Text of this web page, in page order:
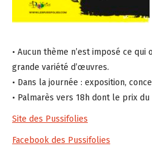
• Aucun thème n’est imposé ce qui
grande variété d’œuvres.
• Dans la journée : exposition,
• Palmarès vers 18h dont le prix
Site des Pussifolies
Facebook des Pussifolies